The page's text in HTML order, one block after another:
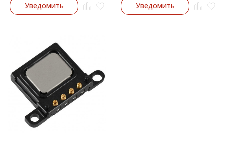
Уведомить Уведомить